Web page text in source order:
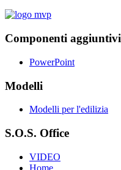
Componenti aggiuntivi
PowerPoint
Modelli
Modelli per l'edilizia
S.O.S. Office
VIDEO
Home